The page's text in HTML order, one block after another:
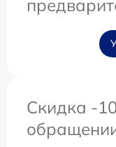
Скидка -